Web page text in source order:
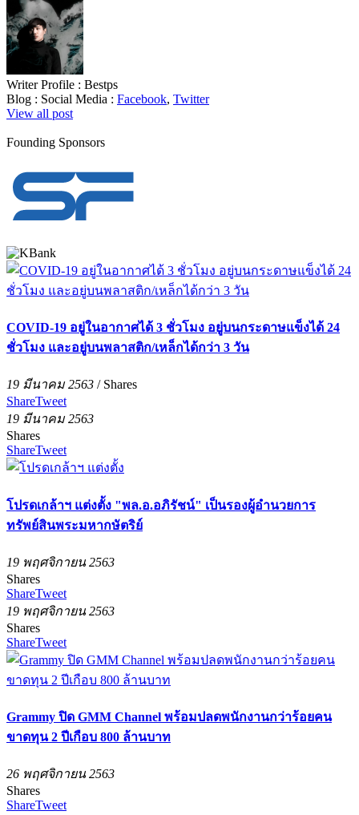
Writer Profile : Bestps
Blog : Social Media : Facebook, Twitter
View all post
Founding Sponsors
COVID-19 อยู่ในอากาศได้ 3 ชั่วโมง อยู่บนกระดาษแข็งได้ 24
ชั่วโมง และอยู่บนพลาสติก/เหล็กได้กว่า 3 วัน
19 มีนาคม 2563 / Shares
ShareTweet
19 มีนาคม 2563
Shares
ShareTweet
โปรดเกล้าฯ แต่งตั้ง "พล.อ.อภิรัชน์" เป็นรองผู้อำนวยการ
ทรัพย์สินพระมหากษัตริย์
19 พฤศจิกายน 2563
Shares
ShareTweet
19 พฤศจิกายน 2563
Shares
ShareTweet
Grammy ปิด GMM Channel พร้อมปลดพนักงานกว่าร้อยคน
ขาดทุน 2 ปีเกือบ 800 ล้านบาท
26 พฤศจิกายน 2563
Shares
ShareTweet